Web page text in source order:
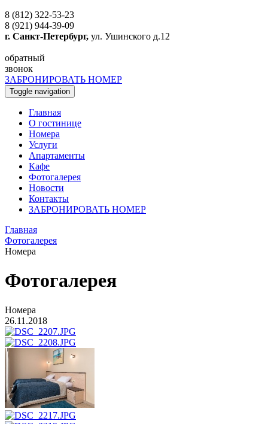
8 (812) 322-53-23
8 (921) 944-39-09
г. Санкт-Петербург, ул. Ушинского д.12
обратный
звонок
ЗАБРОНИРОВАТЬ НОМЕР
Toggle navigation
Главная
O гостинице
Номера
Услуги
Апартаменты
Кафе
Фотогалерея
Новости
Контакты
ЗАБРОНИРОВАТЬ НОМЕР
Главная
Фотогалерея
Номера
Фотогалерея
Номера
26.11.2018